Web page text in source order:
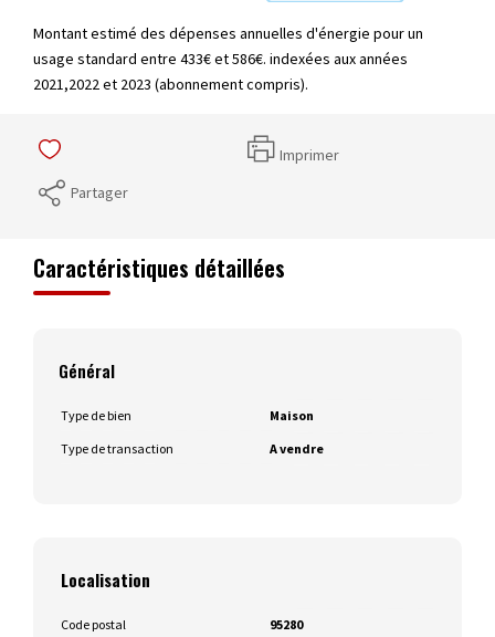
Montant estimé des dépenses annuelles d'énergie pour un
usage standard entre 433€ et 586€. indexées aux années
2021,2022 et 2023 (abonnement compris).
Imprimer
Partager
Caractéristiques détaillées
Général
Type de bien
Maison
Type de transaction
A vendre
Localisation
Code postal 95280